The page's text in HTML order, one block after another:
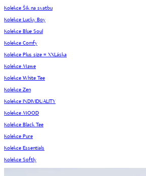
Kolekce Šik na svatbu
Kolekce Lucky Boy
Kolekce Blue Soul
Kolekce Comfy
Kolekce Plus size = XXLáska
Kolekce Mawe
Kolekce White Tee
Kolekce Zen
Kolekce INDIVIDUALITY
Kolekce MOOD
Kolekce Black Tee
Kolekce Pure
Kolekce Essentials
Kolekce Softly